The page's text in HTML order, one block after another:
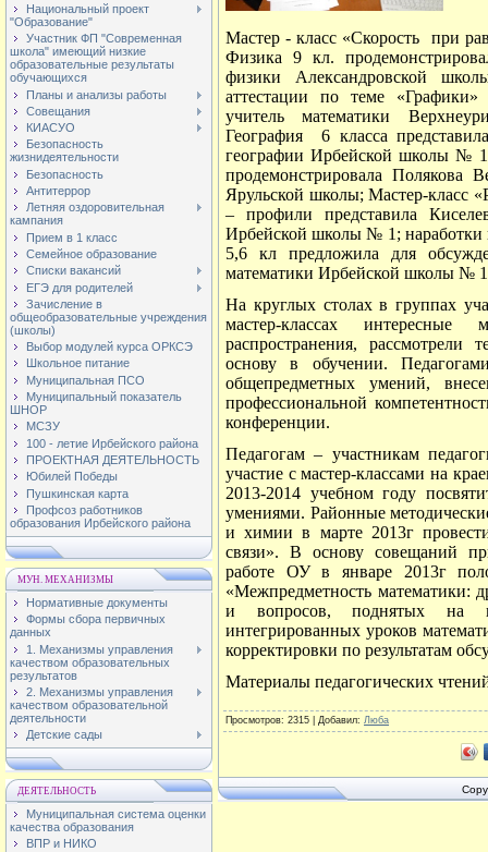
Национальный проект
"Образование"
Участник ФП "Современная
школа" имеющий низкие
образовательные результаты
обучающихся
Планы и анализы работы
Совещания
КИАСУО
Безопасность
жизнидеятельности
Безопасность
Антитеррор
Летняя оздоровительная
кампания
Прием в 1 класс
Семейное образование
Списки вакансий
ЕГЭ для родителей
Зачисление в
общеобразовательные учреждения
(школы)
Выбор модулей курса ОРКСЭ
Школьное питание
Муниципальная ПСО
Муниципальный показатель
ШНОР
МСЗУ
100 - летие Ирбейского района
ПРОЕКТНАЯ ДЕЯТЕЛЬНОСТЬ
Юбилей Победы
Пушкинская карта
Профсоз работников
образования Ирбейского района
МУН. МЕХАНИЗМЫ
Нормативные документы
Формы сбора первичных
данных
1. Механизмы управления
качеством образовательных
результатов
2. Механизмы управления
качеством образовательной
деятельности
Детские сады
ДЕЯТЕЛЬНОСТЬ
Муниципальная система оценки
качества образования
ВПР и НИКО
Мастер - класс «Скорость
при
Физика 9 кл.
физики Александровской
аттестации по теме
учитель математики
География
6 класса
географии Ирбейской школы №
продемонстрировала Полякова
Ярульской школы; Мастер-класс
– профили представила
Ирбейской школы № 1; наработки
5,6 кл предложила для
математики Ирбейской школы №
На круглых столах в группах
мастер-классах
распространения,
основу в обучении.
общепредметных умений,
профессиональной
конференции.
Педагогам – участникам
участие с мастер-классами на
2013-2014 учебном году
умениями. Районные
и химии в марте 2013г
связи». В основу совещаний
работе ОУ в январе 2013г
«Межпредметность математики:
и вопросов, поднятых на
интегрированных уроков
корректировки по результатам
Материалы педагогических
Просмотров: 2315 | Добавил: Люба